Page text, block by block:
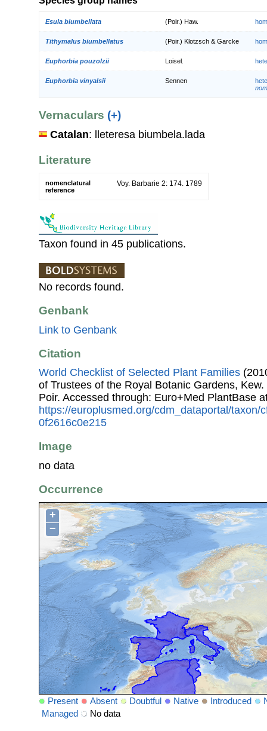
Esula biumbellata (Poir.) Haw.
Tithymalus biumbellatus (Poir.) Klotzsch & Garcke
Euphorbia pouzolzii Loisel.
Euphorbia vinyalsii Sennen
Vernaculars (+)
Catalan: lleteresa biumbela.lada
Literature
nomenclatural
reference
Voy. Barbarie 2: 174. 1789
Taxon found in 45 publications.
No records found.
Genbank
Link to Genbank
Citation
World Checklist of Selected Plant Families
of Trustees of the Royal Botanic Gardens, Kew.
Poir. Accessed through: Euro+Med PlantBase
https://europlusmed.org/cdm_dataportal/taxon/
0f2616c0e215
Image
no data
Occurrence
+
−
Present Absent Doubtful Native Introduced
Managed
No data